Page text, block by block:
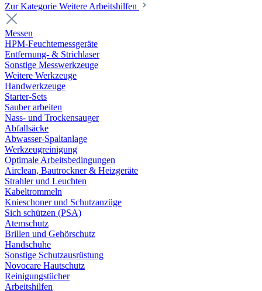
Zur Kategorie Weitere Arbeitshilfen
Messen
HPM-Feuchtemessgeräte
Entfernung- & Strichlaser
Sonstige Messwerkzeuge
Weitere Werkzeuge
Handwerkzeuge
Starter-Sets
Sauber arbeiten
Nass- und Trockensauger
Abfallsäcke
Abwasser-Spaltanlage
Werkzeugreinigung
Optimale Arbeitsbedingungen
Airclean, Bautrockner & Heizgeräte
Strahler und Leuchten
Kabeltrommeln
Knieschoner und Schutzanzüge
Sich schützen (PSA)
Atemschutz
Brillen und Gehörschutz
Handschuhe
Sonstige Schutzausrüstung
Novocare Hautschutz
Reinigungstücher
Arbeitshilfen